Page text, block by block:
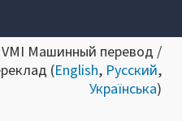
Машинный перевод /
(English, Русский,
Українська)